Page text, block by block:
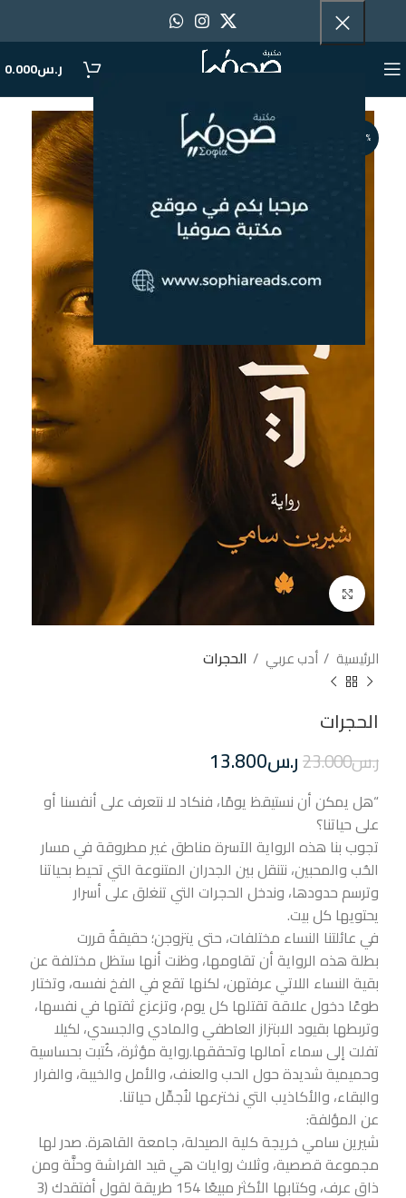
ر.س0.000
-40%
إضغط للتكبير
الرئيسية أدب عربي الحجرات
الحجرات
ر.س23.000ر.س13.800
“هل يمكن أن نستيقظ يومًا، فنكاد لا نتعرف على أنفسنا أو
على حياتنا؟
تجوب بنا هذه الرواية الآسرة مناطق غير مطروقة في مسار
الحُب والمحبين، نتنقل بين الجدران المتنوعة التي تحيط بحياتنا
وترسم حدودها، وندخل الحجرات التي تنغلق على أسرار
يحتويها كل بيت.
في عائلتنا النساء مختلفات، حتى يتزوجن؛ حقيقةٌ قررت
بطلةهذه الرواية أن تقاومها، وظنت أنها ستظل مختلفة عن
بقية النساء اللاتي عرفتهن، لكنها تقع في الفخ نفسه، وتختار
طوعًا دخول علاقة تقتلها كل يوم، وتزعزع ثقتها في نفسها،
وتربطها بقيود الابتزاز العاطفي والمادي والجسدي، لكيلا
تفلت إلى سماء آمالها وتحققها.رواية مؤثرة، كُتبت بحساسية
وحميمية شديدة حول الحب والعنف، والأمل والخيبة، والفرار
والبقاء، والأكاذيب التي نخترعها لنُجمِّل حياتنا.
عن المؤلفة:
شيرين سامي خريجة كلية الصيدلة، جامعة القاهرة. صدر لها
مجموعة قصصية، وثلاث روايات هي قيد الفراشة وحنَّة ومن
ذاق عرف، وكتابها الأكثر مبيعًا 154 طريقة لقول أفتقدك (3